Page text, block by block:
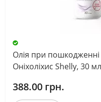
Олія при пошкодженні
Оніхоліхис Shelly, 30 мл
388.00 грн.